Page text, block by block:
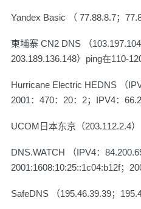
Yandex Basic （ 77.88.8.7；
柬埔寨 CN2 DNS （
203.189.136.148）ping在110-
Hurricane Electric HEDNS （
2001：470：20：2；IPV4：
UCOM日本东京（203.112.2.4）
DNS.WATCH （IPV4：
2001:1608:10:25::1c04:b12f；
SafeDNS （195.46.39.39；